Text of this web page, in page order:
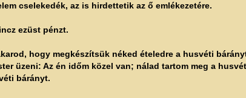
cselekedék, az is hirdettetik az ő emlékezetére.
ezüst pénzt.
hogy megkészítsük néked ételedre a husvéti
üzeni: Az én időm közel van; nálad tartom meg a
bárányt.